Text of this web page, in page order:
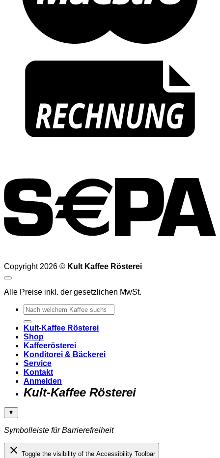
Copyright 2026 © Kult Kaffee Rösterei
Alle Preise inkl. der gesetzlichen MwSt.
Suchen
nach:
Kult-Kaffee Rösterei
Shop
Kaffeerösterei
Konditorei & Bäckerei
Service
Kontakt
Anmelden
Kult-Kaffee Rösterei
Symbolleiste für Barrierefreiheit
close Toggle the visibility of the Accessibility Toolbar